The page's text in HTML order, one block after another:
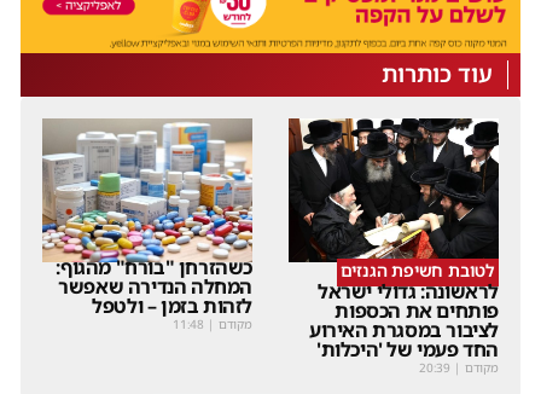
עוד כותרות
לטובת חשיפת הגנזים
לראשונה: גדולי ישראל
פותחים את הכספות
לציבור במסגרת האירוע
החד פעמי של 'היכלות'
מקודם |
20:39
כשהזרחן "בורח" מהגוף:
המחלה הנדירה שאפשר
לזהות בזמן – ולטפל
מקודם |
11:48